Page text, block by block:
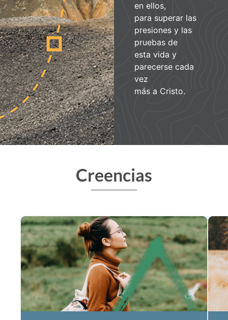
en ellos,
para superar las
presiones y las
pruebas de
esta vida y
parecerse cada
vez
más a Cristo.
Creencias